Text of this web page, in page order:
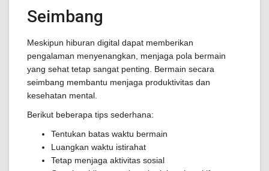
Seimbang
Meskipun hiburan digital dapat memberikan
pengalaman menyenangkan, menjaga pola bermain
yang sehat tetap sangat penting. Bermain secara
seimbang membantu menjaga produktivitas dan
kesehatan mental.
Berikut beberapa tips sederhana:
Tentukan batas waktu bermain
Luangkan waktu istirahat
Tetap menjaga aktivitas sosial